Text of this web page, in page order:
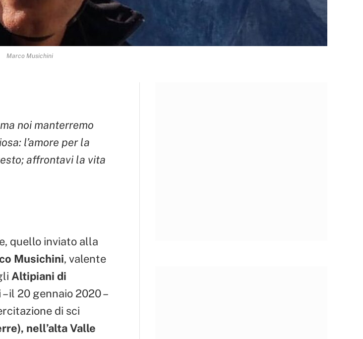
Marco Musichini
noi manterremo
l’amore per la
affrontavi la vita
quello inviato alla
Musichini, valente
Altipiani di
il 20 gennaio 2020 –
di sci
nell’alta Valle